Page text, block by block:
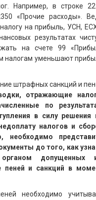
Например, в строке
«Прочие расходы».
на прибыль, УСН,
результатах
на счете 99
налогам уменьшают
штрафных санкций и
отражающие
по
в силу решения
налогов и
необходимо
до того, как
допущенных
пеней и санкций в
необходимо